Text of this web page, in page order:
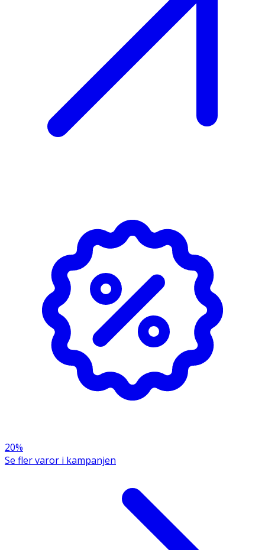
20%
Se fler varor i kampanjen